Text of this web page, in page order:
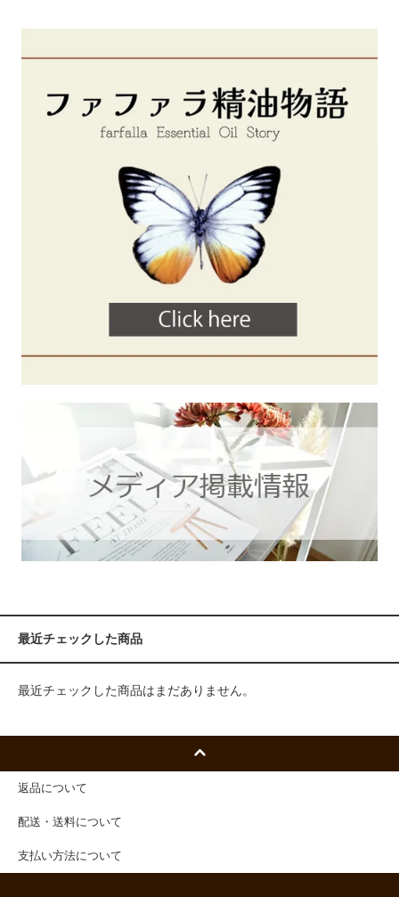
最近チェックした商品
最近チェックした商品はまだありません。
返品について
配送・送料について
支払い方法について